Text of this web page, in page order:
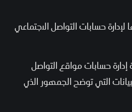
حسابات التواصل الاجتماعي
حسابات مواقع التواصل
التي توضح الجمهور الذي